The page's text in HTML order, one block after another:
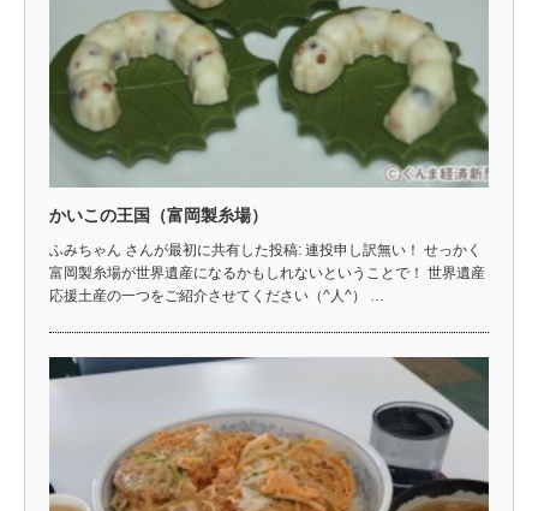
かいこの王国（富岡製糸場）
ふみちゃん さんが最初に共有した投稿: 連投申し訳無い！ せっかく
富岡製糸場が世界遺産になるかもしれないということで！ 世界遺産
応援土産の一つをご紹介させてください（^人^） …